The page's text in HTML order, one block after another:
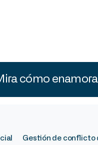
cómo
Gestión de conflicto